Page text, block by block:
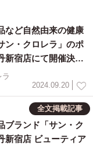
など自然由来の健康
ン・クロレラ」のポ
新宿店にて開催決
た機能性表示食品
ラ
2024.09.20
全文掲載記事
ブランド「サン・ク
宿店 ビューティア